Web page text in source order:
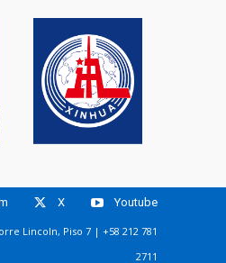
X Youtube
Lincoln, Piso 7 | +58 212 781
2711